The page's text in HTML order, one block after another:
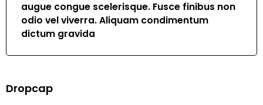
augue congue scelerisque. Fusce finibus non
odio vel viverra. Aliquam condimentum
dictum gravida
Dropcap